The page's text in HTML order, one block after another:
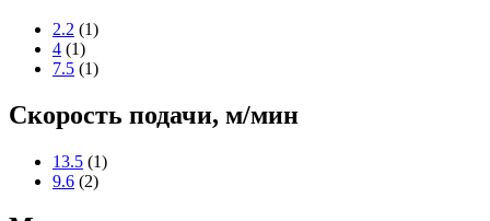
2.2 (1)
4 (1)
7.5 (1)
Скорость подачи, м/мин
13.5 (1)
9.6 (2)